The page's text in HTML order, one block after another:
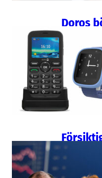
Doros
Doro
Kjetil
Norska
90 procent
som
väntar
Beijer Ref,